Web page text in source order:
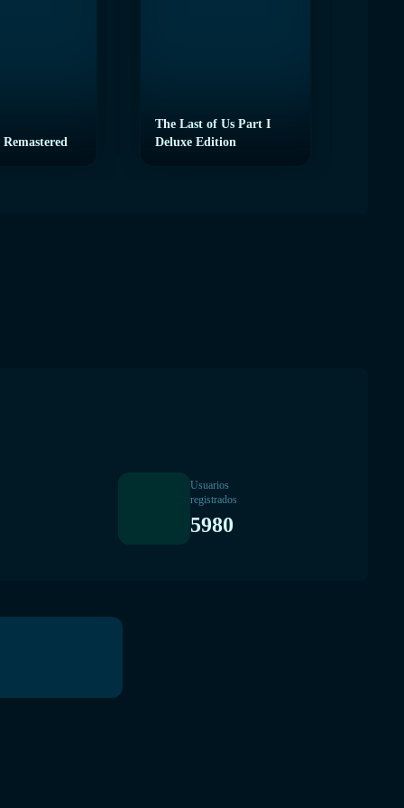
Remastered
The Last of Us Part I
Deluxe Edition
Usuarios
registrados
5980